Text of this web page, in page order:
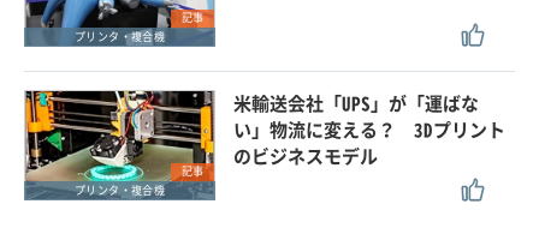
記事
プリンタ・複合機
記事
プリンタ・複合機
米輸送会社「UPS」が「運ばな
い」物流に変える？ 3Dプリント
のビジネスモデル